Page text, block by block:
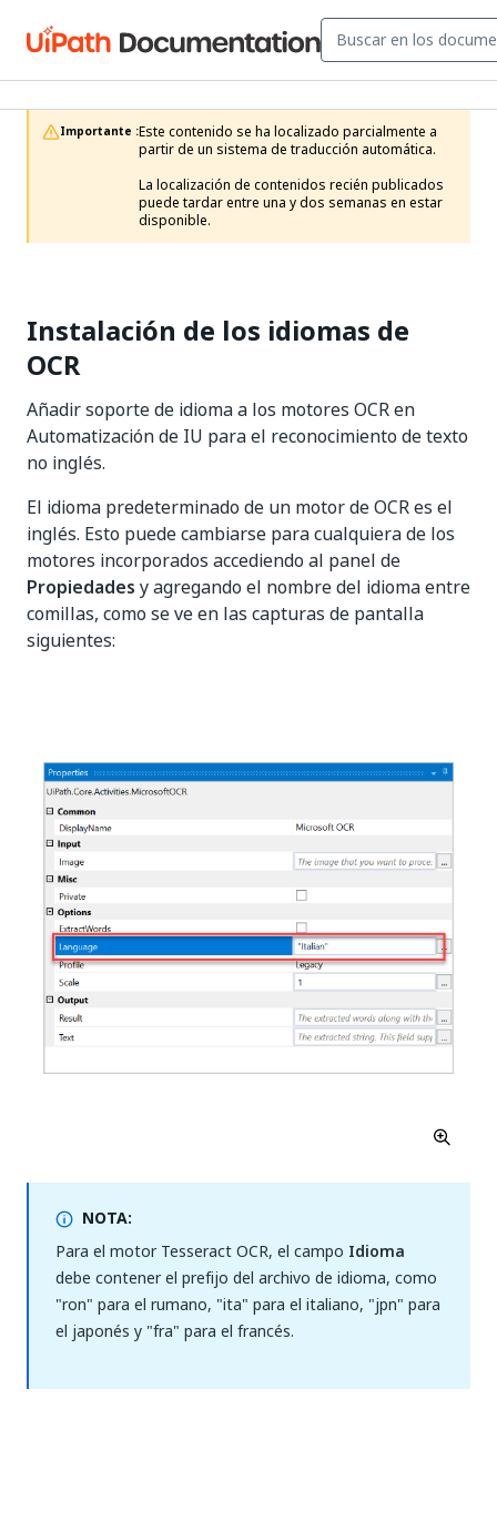
Importante :Este contenido se ha localizado parcialmente a
partir de un sistema de traducción automática.
La localización de contenidos recién publicados
puede tardar entre una y dos semanas en estar
disponible.
Instalación de los idiomas de
OCR
Añadir soporte de idioma a los motores OCR en
Automatización de IU para el reconocimiento de texto
no inglés.
El idioma predeterminado de un motor de OCR es el
inglés. Esto puede cambiarse para cualquiera de los
motores incorporados accediendo al panel de
Propiedades y agregando el nombre del idioma entre
comillas, como se ve en las capturas de pantalla
siguientes:
NOTA:
Para el motor Tesseract OCR, el campo Idioma
debe contener el prefijo del archivo de idioma, como
"ron" para el rumano, "ita" para el italiano, "jpn" para
el japonés y "fra" para el francés.